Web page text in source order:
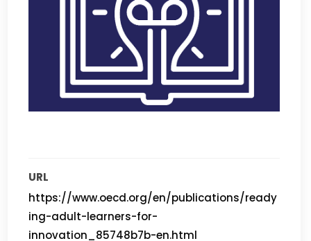
URL
https://www.oecd.org/en/publications/ready
ing-adult-learners-for-
innovation_85748b7b-en.html